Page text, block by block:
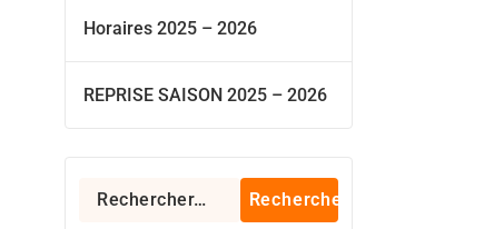
Horaires 2025 – 2026
REPRISE SAISON 2025 – 2026
Rechercher :